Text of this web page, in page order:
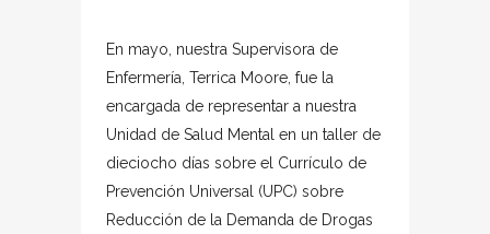
En mayo, nuestra Supervisora de
Enfermería, Terrica Moore, fue la
encargada de representar a nuestra
Unidad de Salud Mental en un taller de
dieciocho días sobre el Currículo de
Prevención Universal (UPC) sobre
Reducción de la Demanda de Drogas